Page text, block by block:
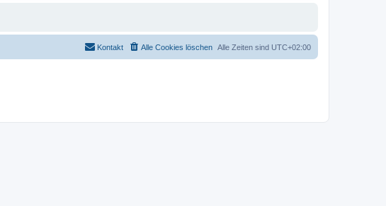
Alle Zeiten sind UTC+02:00
Alle Cookies löschen
Kontakt